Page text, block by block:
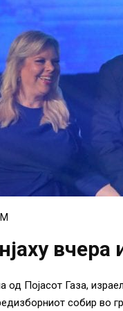
вчера
од Појасот Газа,
собир во